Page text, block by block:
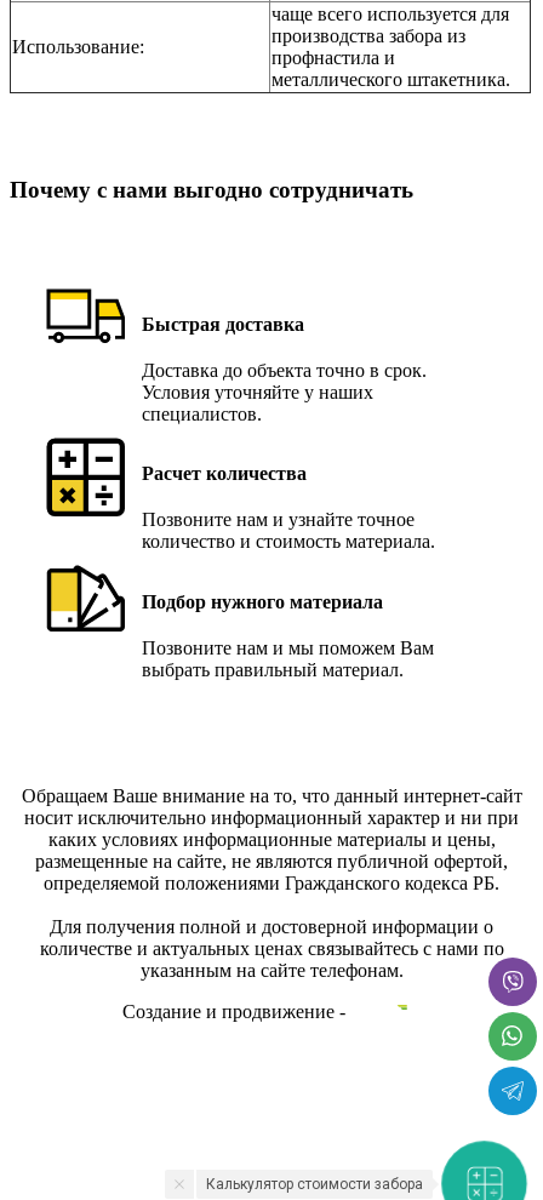
Использование:
чаще всего используется для
производства забора из
профнастила и
металлического штакетника.
Почему с нами выгодно сотрудничать
Быстрая доставка
Доставка до объекта точно в срок.
Условия уточняйте у наших
специалистов.
Расчет количества
Позвоните нам и узнайте точное
количество и стоимость материала.
Подбор нужного материала
Позвоните нам и мы поможем Вам
выбрать правильный материал.
Обращаем Ваше внимание на то, что данный интернет-сайт
носит исключительно информационный характер и ни при
каких условиях информационные материалы и цены,
размещенные на сайте, не являются публичной офертой,
определяемой положениями Гражданского кодекса РБ.
Для получения полной и достоверной информации о
количестве и актуальных ценах связывайтесь с нами по
указанным на сайте телефонам.
Создание и продвижение -
Калькулятор стоимости забора